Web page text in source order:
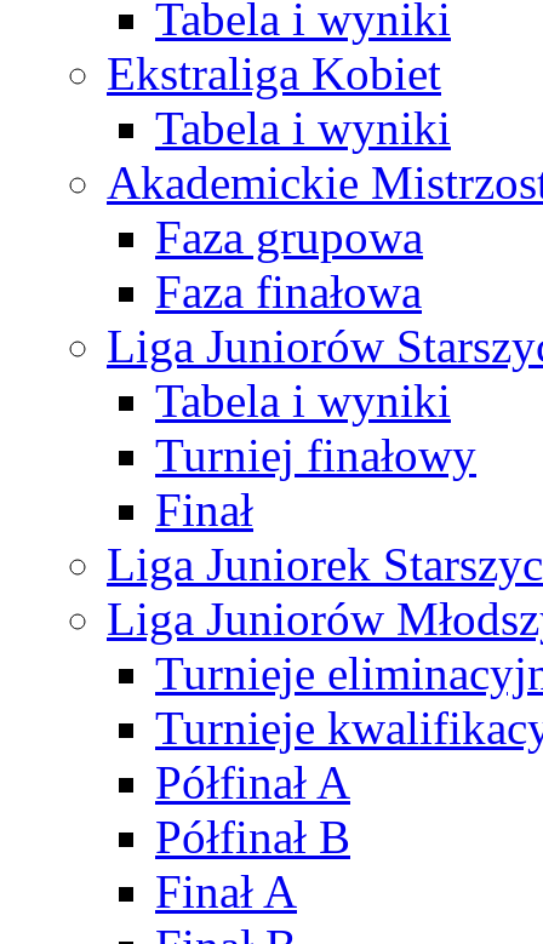
Tabela i wyniki
Ekstraliga Kobiet
Tabela i wyniki
Akademickie
Faza grupowa
Faza finałowa
Liga Juniorów
Tabela i wyniki
Turniej finałowy
Finał
Liga Juniorek
Liga Juniorów
Turnieje
Turnieje
Półfinał A
Półfinał B
Finał A